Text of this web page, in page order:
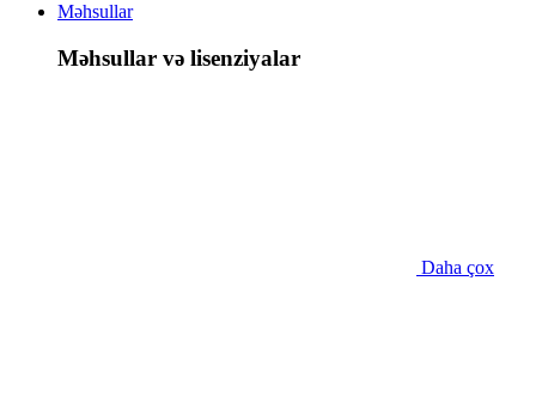
Məhsullar
Məhsullar və lisenziyalar
Daha çox